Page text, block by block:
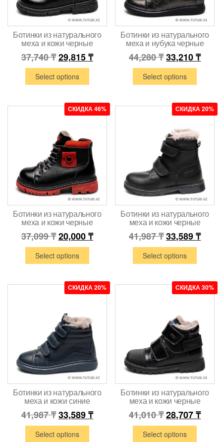
Ботинки из натурального
меха и кожи черные
37,740₸29,815₸
Select options
Ботинки из натурального
меха и нубука черные
44,280₸33,210₸
Select options
СКИДКА 46%
Ботинки из натурального
меха и кожи черные
37,099₸20,000₸
Select options
СКИДКА 20%
Ботинки из натурального
меха и кожи черные
41,987₸33,589₸
Select options
СКИДКА 20%
Ботинки из натурального
меха и кожи синие
41,987₸33,589₸
Select options
СКИДКА 30%
Ботинки из натурального
меха и кожи черные
41,010₸28,707₸
Select options